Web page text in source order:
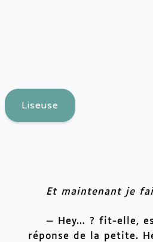
Liseuse
Et maintenant je
— Hey… ? fit-elle,
réponse de la petite.